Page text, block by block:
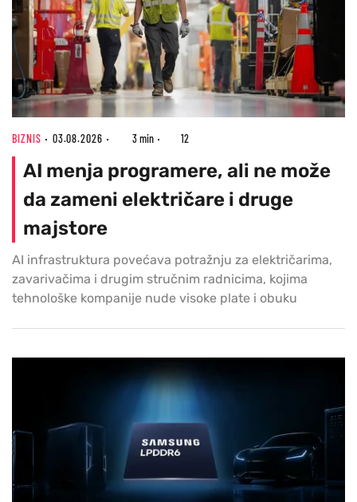
BIZNIS 03.08.2026 3 min 12
AI menja programere, ali ne može
da zameni električare i druge
majstore
AI infrastruktura povećava potražnju za električarima,
zavarivačima i drugim stručnim radnicima, kojima
tehnološke kompanije nude visoke plate i obuku